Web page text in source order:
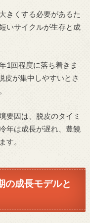
きくする必要があるた
いサイクルが生存と成
1回程度に落ち着きま
皮が集中しやすいとさ
要因は、脱皮のタイミ
年は成長が遅れ、豊饒
す。
の成長モデルと